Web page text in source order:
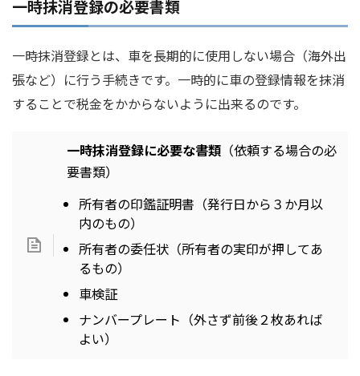
一時抹消登録の必要書類
一時抹消登録とは、車を長期的に使用しない場合（海外出
張など）に行う手続きです。一時的に車の登録情報を抹消
することで税金をかからないように出来るのです。
一時抹消登録に必要な書類（依頼する場合の必
要書類）
所有者の印鑑証明書（発行日から３か月以
内のもの）
所有者の委任状（所有者の実印が押してあ
るもの）
車検証
ナンバープレート（外さず前後２枚あれば
よい）